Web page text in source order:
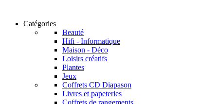
Catégories
Beauté
Hifi - Informatique
Maison - Déco
Loisirs créatifs
Plantes
Jeux
Coffrets CD Diapason
Livres et papeteries
Coffrets de rangements